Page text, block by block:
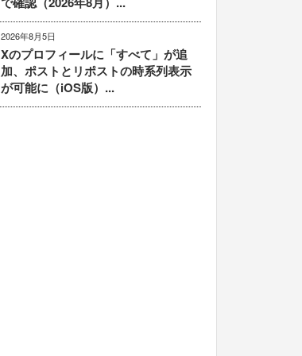
2026年8月5日
Xのプロフィールに「すべて」が追
加、ポストとリポストの時系列表示
が可能に（iOS版）...